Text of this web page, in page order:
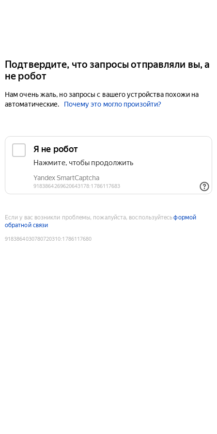
Подтвердите, что запросы отправляли вы, а
не робот
Нам очень жаль, но запросы с вашего устройства похожи на
автоматические.
Почему это могло произойти?
Если у вас возникли проблемы, пожалуйста, воспользуйтесьформой
обратной связи
9183864030780720310:1786117680